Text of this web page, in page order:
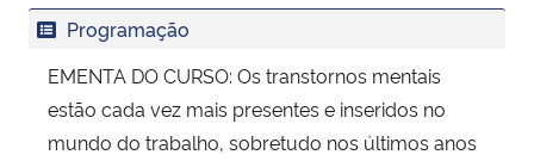
Programação
EMENTA DO CURSO: Os transtornos mentais
estão cada vez mais presentes e inseridos no
mundo do trabalho, sobretudo nos últimos anos